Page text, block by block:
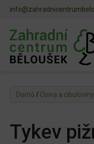
Domů / Osiva a cibuloviny
Tykev